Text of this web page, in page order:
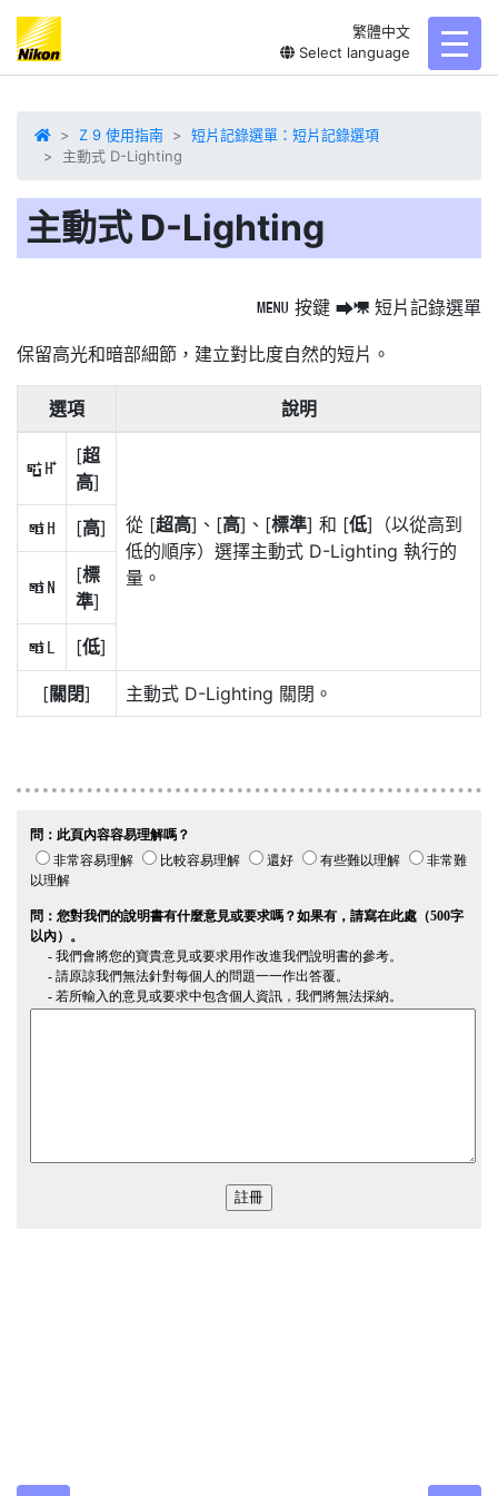
繁體中文
Select language
Z 9 使用指南
短片記錄選單：短片記錄選項
主動式 D-Lighting
主動式 D-Lighting
G 按鍵 U1 短片記錄選單
保留高光和暗部細節 ，建立對比度自然的短片。
選項 說明
Z
[超
高]
從 [超高]、[高]、[標準] 和 [低]（以從高到
低的順序）選擇主動式 D-Lighting 執行的
量。
P [高]
Q
[標
準]
R [低]
[關閉] 主動式 D-Lighting 關閉。